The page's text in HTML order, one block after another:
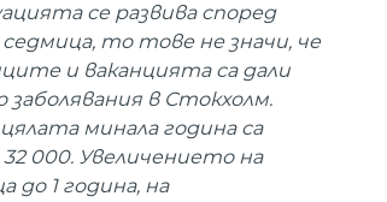
се развива според
то тове не значи, че
и ваканцията са дали
заболявания в Стокхолм.
минала година са
000. Увеличението на
до 1 година, на